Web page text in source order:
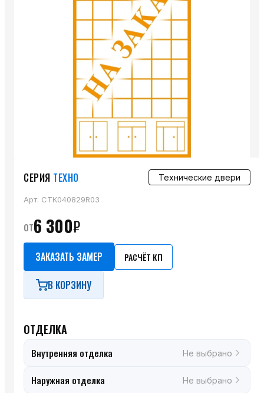
СЕРИЯ ТЕХНО Технические двери
Арт. CTK040829R03
от6 300₽
ЗАКАЗАТЬ ЗАМЕР РАСЧЁТ КП
В КОРЗИНУ
ОТДЕЛКА
Внутренняя отделка Не выбрано
Наружная отделка Не выбрано